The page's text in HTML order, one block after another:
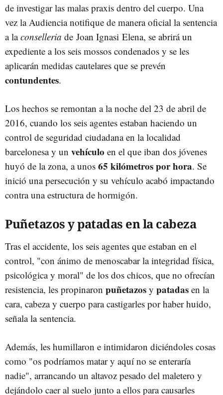
de investigar las malas praxis dentro del cuerpo. Una
vez la Audiencia notifique de manera oficial la sentencia
a laconselleria de Joan Ignasi Elena, se abrirá un
expediente a los seis mossos condenados y se les
aplicarán medidas cautelares que se prevén
contundentes.
Los hechos se remontan a la noche del 23 de abril de
2016, cuando los seis agentes estaban haciendo un
control de seguridad ciudadana en la localidad
barcelonesa y un vehículo en el que iban dos jóvenes
huyó de la zona, a unos 65 kilómetros por hora. Se
inició una persecución y su vehículo acabó impactando
contra una estructura de hormigón.
Puñetazos y patadas en la cabeza
Tras el accidente, los seis agentes que estaban en el
control, "con ánimo de menoscabar la integridad física,
psicológica y moral" de los dos chicos, que no ofrecían
resistencia, les propinaron puñetazos y patadas en la
cara, cabeza y cuerpo para castigarles por haber huido,
señala la sentencia.
Además, les humillaron e intimidaron diciéndoles cosas
como "os podríamos matar y aquí no se enteraría
nadie", arrancando un altavoz pesado del maletero y
dejándolo caer al suelo junto a ellos para causarles